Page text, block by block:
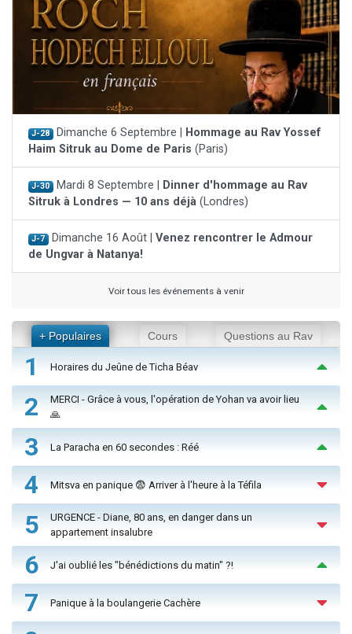
J-28 Dimanche 6 Septembre | Hommage au Rav Yossef
Haim Sitruk au Dome de Paris (Paris)
J-30 Mardi 8 Septembre | Dinner d'hommage au Rav
Sitruk à Londres — 10 ans déjà (Londres)
J-7 Dimanche 16 Août | Venez rencontrer le Admour
de Ungvar à Natanya!
Voir tous les événements à venir
+ Populaires Cours Questions au Rav
1 Horaires du Jeûne de Ticha Béav
2
MERCI - Grâce à vous, l'opération de Yohan va avoir lieu
🙏
3 La Paracha en 60 secondes : Réé
4 Mitsva en panique 😨 Arriver à l'heure à la Téfila
5
URGENCE - Diane, 80 ans, en danger dans un
appartement insalubre
6 J'ai oublié les "bénédictions du matin" ?!
7 Panique à la boulangerie Cachère